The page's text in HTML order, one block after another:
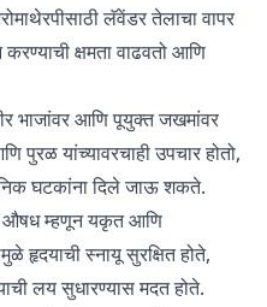
लॅवेंडर तेलाचा वापर
क्षमता वाढवतो आणि
भाजांवर आणि पूयुक्त जखमांवर
पुरळ यांच्यावरचाही उपचार होतो,
घटकांनादिले जाऊ शकते.
औषध म्हणून यकृत आणि
हृदयाची स्नायू सुरक्षित होते,
लय सुधारण्यास मदत होते.